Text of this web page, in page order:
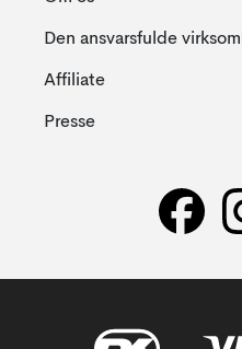
Den ansvarsfulde
Affiliate
Presse